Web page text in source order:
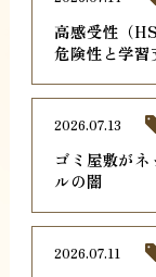
高感受性（
危険性と学習
ゴミ屋敷が
ルの闇
2026.07.13
2026.07.11